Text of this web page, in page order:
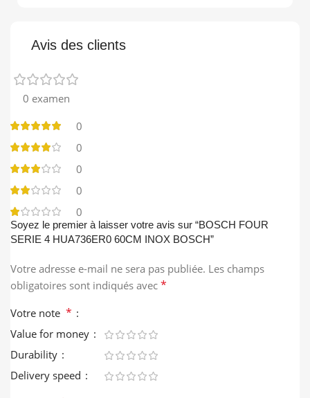
Avis des clients
0 examen
0
0
0
0
0
Soyez le premier à laisser votre avis sur “BOSCH FOUR
SERIE 4 HUA736ER0 60CM INOX BOSCH”
Votre adresse e-mail ne sera pas publiée. Les champs
obligatoires sont indiqués avec *
Votre note *
Value for money
Durability
Delivery speed